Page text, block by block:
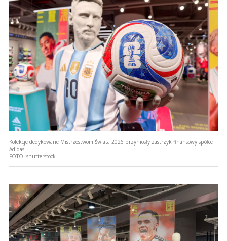
Kolekcje dedykowane Mistrzostwom Świata 2026 przyniosły zastrzyk finansowy spółce
Adidas
FOTO: shutterstock